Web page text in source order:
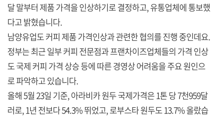
달 말부터 제품 가격을 인상하기로 결정하고, 유통업체에 통보했
다고 밝혔습니다.
남양유업도 커피 제품 가격인상과 관련한 협의를 진행 중인데요.
정부는 최근 일부 커피 전문점과 프랜차이즈업체들의 가격 인상
도 국제 커피 가격 상승 등에 따른 경영상 어려움을 주요 원인으
로 파악하고 있습니다.
올해 5월 23일 기준, 아라비카 원두 국제가격은 1톤 당 7천959달
러로, 1년 전보다 54.3% 뛰었고, 로부스타 원두도 13.7% 올랐습